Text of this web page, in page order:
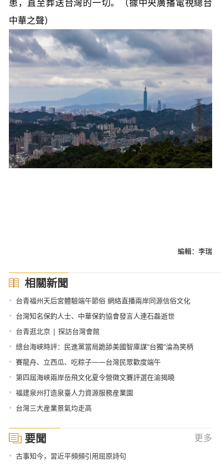
中華之聲）
編輯：李瑞
相關新聞
• 台青福州天后宮體驗端午節俗 網絡直播兩岸同源信俗文化
• 台灣知名保釣人士、中華保釣協會發言人連石磊逝世
• 台青逛北京 | 探訪台灣會館
• 總台海峽時評：民進黨當局跪舔美國智庫謀“台獨”淪為笑柄
• 賽龍舟、立西瓜、吃粽子——台灣民眾歡度端午
• 第四屆海峽兩岸岳飛文化夏令營徵文賽評選在渝揭曉
• 福建泉州打造泉臺人力資源服務産業園
• 台灣三大産業景氣均走高
要聞 更多
• 古事知今，習近平頻頻引用屈原詩句